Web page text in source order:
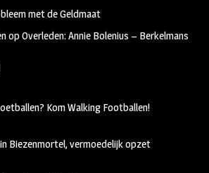
met de Geldmaat
opOverleden: Annie Bolenius – Berkelmans
Kom Walking Footballen!
Biezenmortel, vermoedelijk opzet